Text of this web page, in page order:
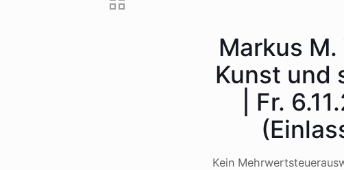
Markus
Kunst und
| Fr.
Kein